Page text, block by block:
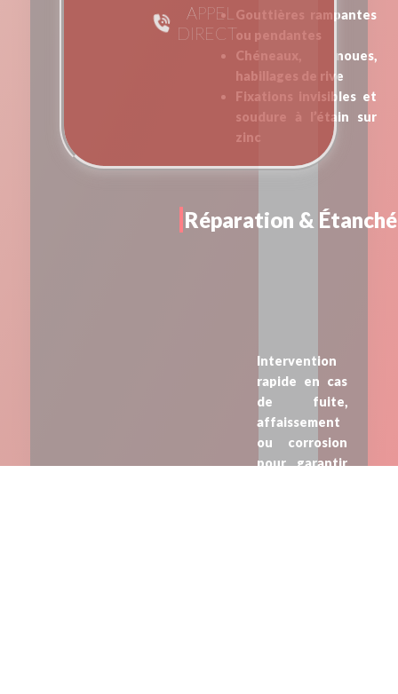
APPEL
DIRECT
Gouttières rampantes
ou pendantes
Chéneaux, noues,
habillages de rive
Fixations invisibles et
soudure à l’étain sur
zinc
Réparation &
Intervention
rapide en cas
de fuite,
affaissement
ou corrosion
pour garantir